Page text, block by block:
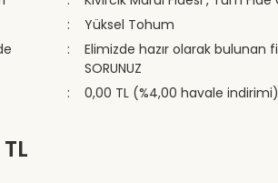
Yüksel Tohum
Elimizde hazır olarak bulunan
SORUNUZ
0,00 TL (%4,00 havale indirimi)